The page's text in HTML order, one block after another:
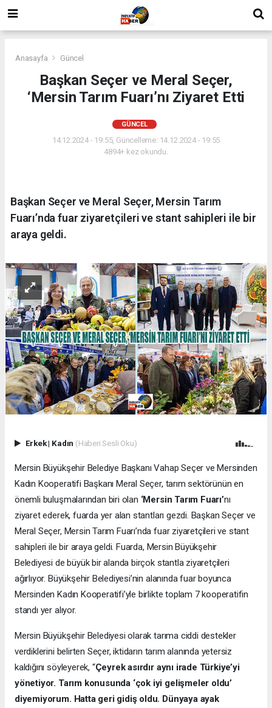
Anasayfa Güncel
Başkan Seçer ve Meral Seçer,
‘Mersin Tarım Fuarı’nı Ziyaret Etti
GÜNCEL
14.12.2024 - 19:55, Güncelleme: 14.12.2024 - 19:55
4894+ kez okundu.
Başkan Seçer ve Meral Seçer, Mersin Tarım
Fuarı’nda fuar ziyaretçileri ve stant sahipleri ile bir
araya geldi.
Erkek| Kadın (Haberi Sesli Oku)
Mersin Büyükşehir Belediye Başkanı Vahap Seçer ve Mersinden
Kadın Kooperatifi Başkanı Meral Seçer, tarım sektörünün en
önemli buluşmalarından biri olan ‘Mersin Tarım Fuarı’nı
ziyaret ederek, fuarda yer alan stantları gezdi. Başkan Seçer ve
Meral Seçer, Mersin Tarım Fuarı’nda fuar ziyaretçileri ve stant
sahipleri ile bir araya geldi. Fuarda, Mersin Büyükşehir
Belediyesi de büyük bir alanda birçok stantla ziyaretçileri
ağırlıyor. Büyükşehir Belediyesi’nin alanında fuar boyunca
Mersinden Kadın Kooperatifi’yle birlikte toplam 7 kooperatifin
standı yer alıyor.
Mersin Büyükşehir Belediyesi olarak tarıma ciddi destekler
verdiklerini belirten Seçer, iktidarın tarım alanında yetersiz
kaldığını söyleyerek, “Çeyrek asırdır aynı irade Türkiye’yi
yönetiyor. Tarım konusunda ‘çok iyi gelişmeler oldu’
diyemiyorum. Hatta geri gidiş oldu. Dünyaya ayak